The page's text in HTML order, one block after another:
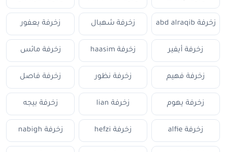
زخرفة abd alraqib زخرفة شهبال زخرفة يعفور
زخرفة أيفير زخرفة haasim زخرفة مائس
زخرفة فهيم زخرفة نظور زخرفة فاصل
زخرفة يهوم زخرفة lian زخرفة بيجه
زخرفة alfie زخرفة hefzi زخرفة nabigh